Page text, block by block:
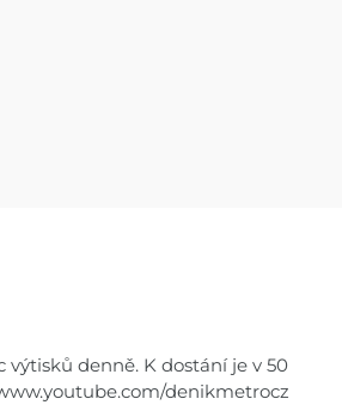
výtisků denně. K dostání je v 50
denikmetrocz